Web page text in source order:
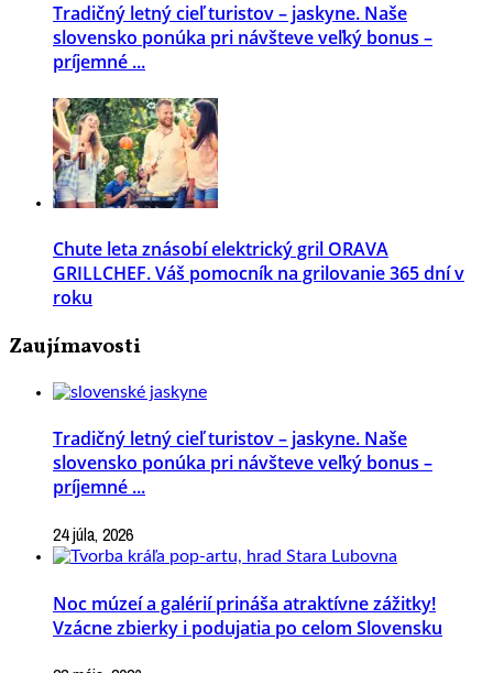
Tradičný letný cieľ turistov – jaskyne. Naše
slovensko ponúka pri návšteve veľký bonus –
príjemné ...
Chute leta znásobí elektrický gril ORAVA
GRILLCHEF. Váš pomocník na grilovanie 365 dní v
roku
Zaujímavosti
Tradičný letný cieľ turistov – jaskyne. Naše
slovensko ponúka pri návšteve veľký bonus –
príjemné ...
24 júla, 2026
Noc múzeí a galérií prináša atraktívne zážitky!
Vzácne zbierky i podujatia po celom Slovensku